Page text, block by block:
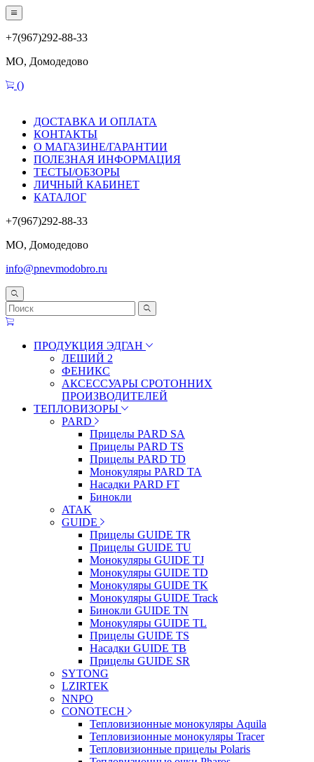
+7(967)292-88-33
МО, Домодедово
()
ДОСТАВКА И ОПЛАТА
КОНТАКТЫ
О МАГАЗИНЕ/ГАРАНТИИ
ПОЛЕЗНАЯ ИНФОРМАЦИЯ
ТЕСТЫ/ОБЗОРЫ
ЛИЧНЫЙ КАБИНЕТ
КАТАЛОГ
+7(967)292-88-33
МО, Домодедово
info@pnevmodobro.ru
ПРОДУКЦИЯ ЭДГАН
ЛЕШИЙ 2
ФЕНИКС
АКСЕССУАРЫ СРОТОННИХ
ПРОИЗВОДИТЕЛЕЙ
ТЕПЛОВИЗОРЫ
PARD
Прицелы PARD SA
Прицелы PARD TS
Прицелы PARD TD
Монокуляры PARD TA
Насадки PARD FT
Бинокли
ATAK
GUIDE
Прицелы GUIDE TR
Прицелы GUIDE TU
Монокуляры GUIDE TJ
Монокуляры GUIDE TD
Монокуляры GUIDE TK
Монокуляры GUIDE Track
Бинокли GUIDE TN
Монокуляры GUIDE TL
Прицелы GUIDE TS
Насадки GUIDE TB
Прицелы GUIDE SR
SYTONG
LZIRTEK
NNPO
CONOTECH
Тепловизионные монокуляры Aquila
Тепловизионные монокуляры Tracer
Тепловизионные прицелы Polaris